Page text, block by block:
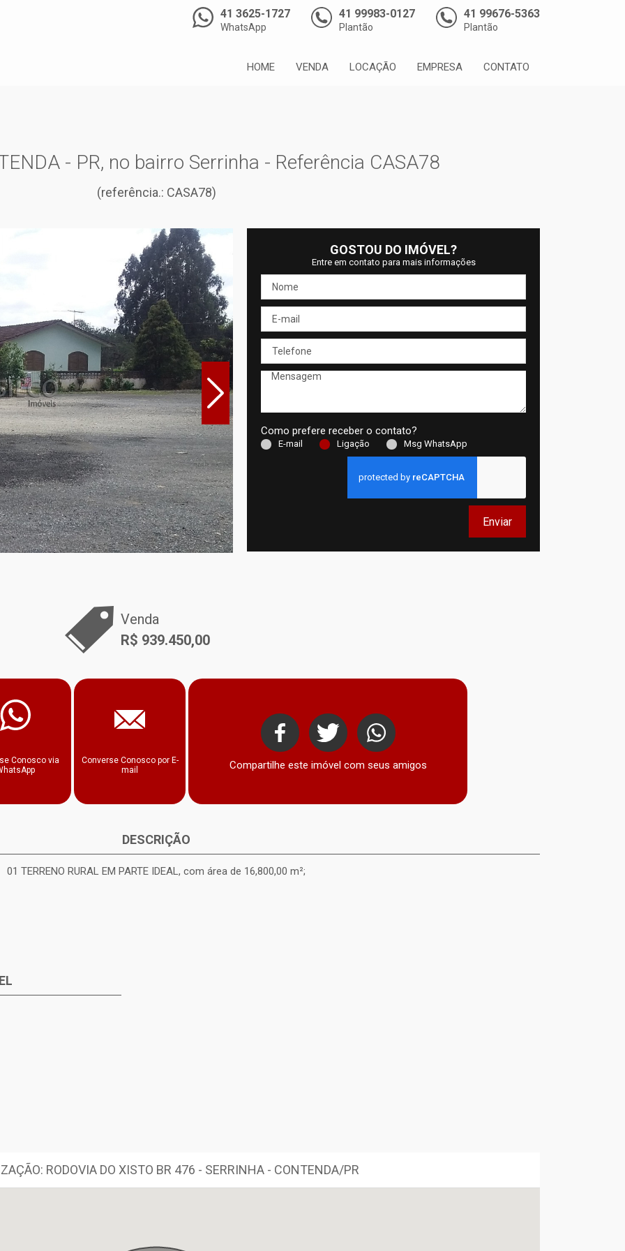
41 3625-1727
WhatsApp
41 99983-0127
Plantão
41 99676-5363
Plantão
HOME VENDA LOCAÇÃO EMPRESA CONTATO
- PR, no bairro Serrinha - Referência CASA78
(referência.: CASA78)
GOSTOU DO IMÓVEL?
Entre em contato para mais informações
Como prefere receber o contato?
E-mail Ligação Msg WhatsApp
Enviar
Venda
R$ 939.450,00
Conosco via
Converse Conosco por E-
mail
Whatsapp
Compartilhe este imóvel com seus amigos
DESCRIÇÃO
01 TERRENO RURAL EM PARTE IDEAL, com área de 16,800,00 m²;
RODOVIA DO XISTO BR 476 - SERRINHA - CONTENDA/PR